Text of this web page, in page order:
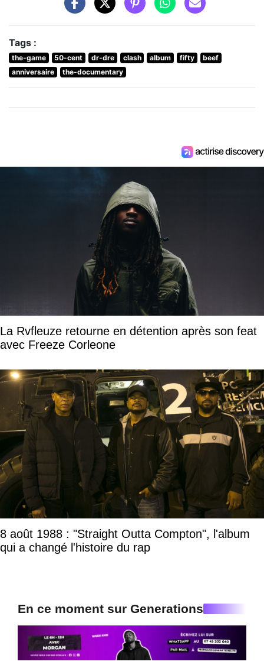
Tags :
the-game 50-cent dr-dre clash album fifty
beef
anniversaire
the-documentary
La Rvfleuze retourne en détention après son feat
avec Freeze Corleone
8 août 1988 : "Straight Outta Compton", l'album
qui a changé l'histoire du rap
En ce moment sur Generations